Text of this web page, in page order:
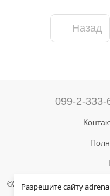
Разрешите сайту
Назад
099-2-333-
©2004-2024 Адреналин –